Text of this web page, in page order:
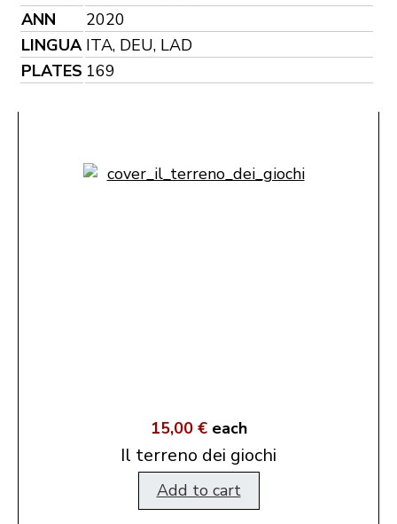
ANN
2020
LINGUA ITA, DEU, LAD
PLATES 169
15,00 € each
Il terreno dei giochi
Add to cart